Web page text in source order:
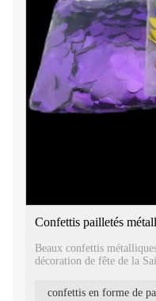
Confettis pailletés
Beaux confettis
décoration de fête de la
confettis en forme de